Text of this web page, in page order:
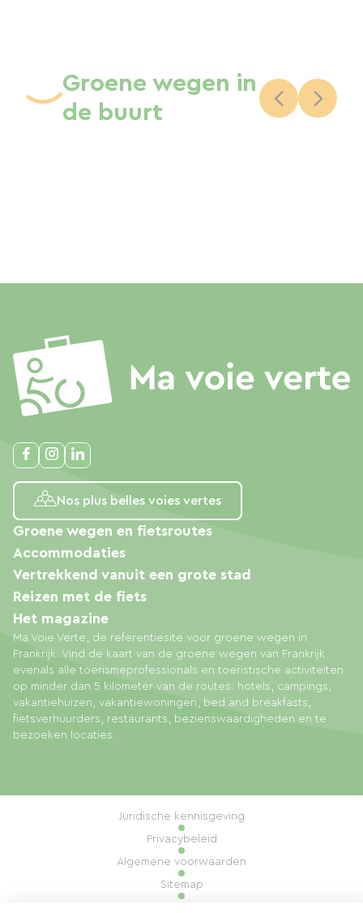
Groene wegen in
de buurt
Nos plus belles voies vertes
Ma Voie Verte, de referentiesite voor groene wegen in
Frankrijk. Vind de kaart van de groene wegen van Frankrijk
evenals alle toerismeprofessionals en toeristische activiteiten
op minder dan 5 kilometer van de routes: hotels, campings,
vakantiehuizen, vakantiewoningen, bed and breakfasts,
fietsverhuurders, restaurants, bezienswaardigheden en te
bezoeken locaties.
Groene wegen en fietsroutes
Accommodaties
Vertrekkend vanuit een grote stad
Reizen met de fiets
Het magazine
Juridische kennisgeving
Privacybeleid
Algemene voorwaarden
Sitemap